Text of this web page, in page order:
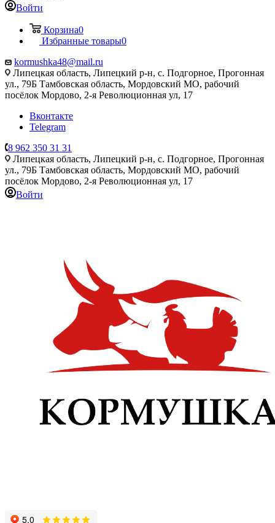
Войти
Корзина0
Избранные товары0
kormushka48@mail.ru
Липецкая область, Липецкий р-н, с. Подгорное, Прогонная
ул., 79Б Тамбовская область, Мордовский МО, рабочий
посёлок Мордово, 2-я Революционная ул, 17
Вконтакте
Telegram
8 962 350 31 31
Липецкая область, Липецкий р-н, с. Подгорное, Прогонная
ул., 79Б Тамбовская область, Мордовский МО, рабочий
посёлок Мордово, 2-я Революционная ул, 17
Войти